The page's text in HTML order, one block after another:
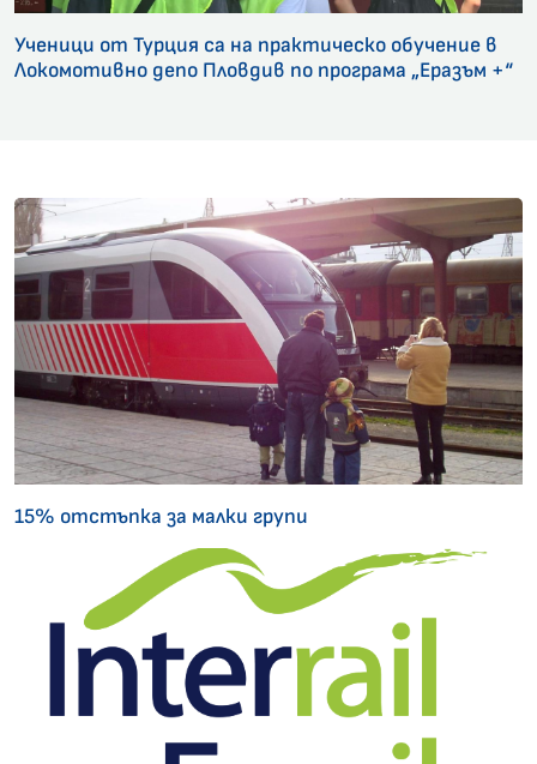
Ученици от Турция са на практическо обучение в
Локомотивно депо Пловдив по програма „Еразъм +“
15% отстъпка за малки групи